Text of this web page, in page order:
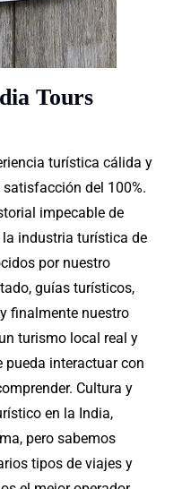
Tours
turística cálida y
del 100%.
impecable de
industria turística de
por nuestro
guías turísticos,
finalmente nuestro
turismo local real y
pueda interactuar con
Cultura y
en la India,
pero sabemos
tipos de viajes y